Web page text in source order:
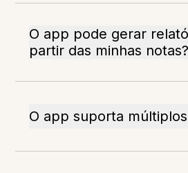
O app pode gerar
partir das minhas notas?
O app suporta